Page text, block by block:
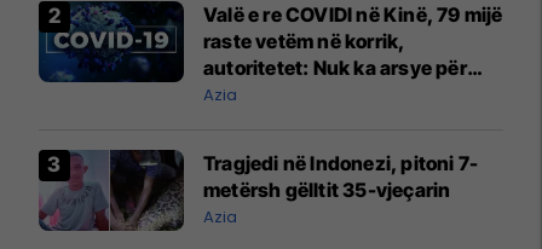
Valë e re COVIDI në Kinë, 79 mijë
raste vetëm në korrik,
autoritetet: Nuk ka arsye për
alarm
Azia
Tragjedi në Indonezi, pitoni 7-
metërsh gëlltit 35-vjeçarin
Azia